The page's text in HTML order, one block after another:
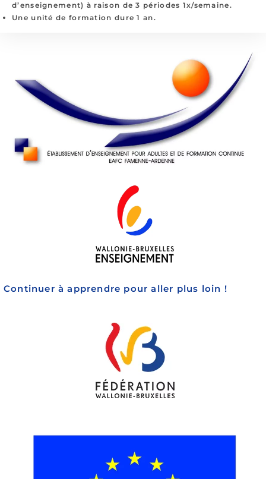
d’enseignement) à raison de 3 périodes 1x/semaine.
Une unité de formation dure 1 an.
Continuer à apprendre pour aller plus loin !